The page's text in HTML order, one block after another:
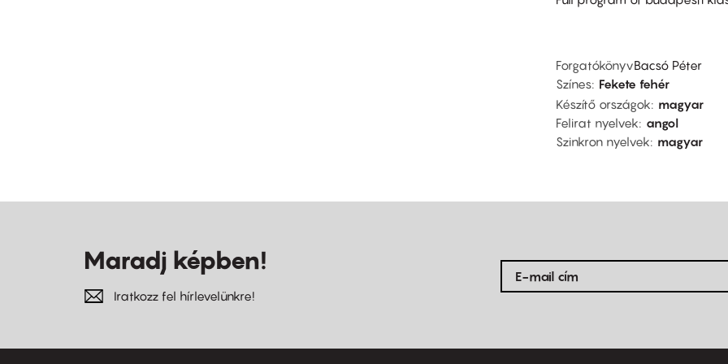
ForgatókönyvBacsó Péter
Színes Fekete fehér
Készítő országok
magyar
Felirat nyelvek
angol
Szinkron nyelvek
magyar
Maradj képben!
Iratkozz fel hírlevelünkre!